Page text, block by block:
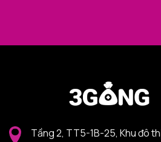
Tầng 2, TT5-1B-25, Khu đô